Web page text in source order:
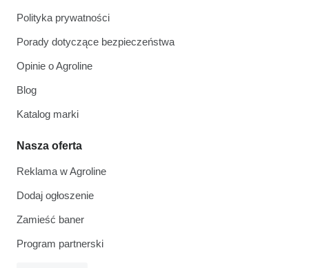
Polityka prywatności
Porady dotyczące bezpieczeństwa
Opinie o Agroline
Blog
Katalog marki
Nasza oferta
Reklama w Agroline
Dodaj ogłoszenie
Zamieść baner
Program partnerski